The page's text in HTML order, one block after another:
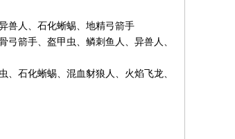
人、石化蜥蜴、地精弓箭手
箭手、盔甲虫、鳞刺鱼人、异兽人、
石化蜥蜴、混血豺狼人、火焰飞龙、